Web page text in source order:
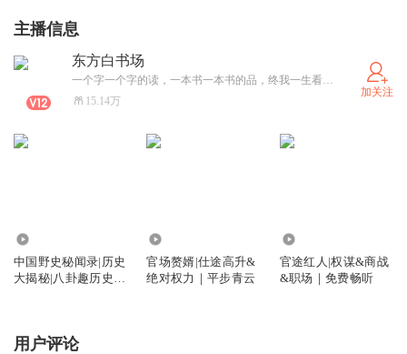
主播信息
东方白书场
一个字一个字的读，一本书一本书的品，终我一生看看能读（播）多少书。大家要不要一起来听、来读…
15.14万
加关注
中国野史秘闻录|历史
大揭秘|八卦趣历史冷
官场赘婿|仕途高升&
绝对权力｜平步青云
官途红人|权谋&商战
&职场｜免费畅听
用户评论